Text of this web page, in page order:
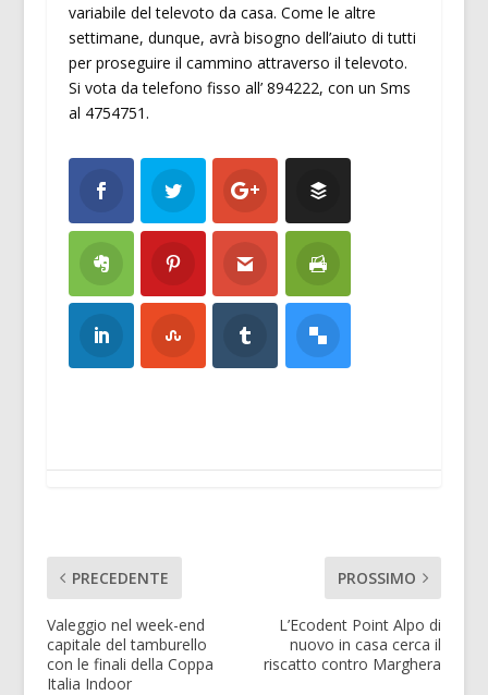
variabile del televoto da casa. Come le altre
settimane, dunque, avrà bisogno dell’aiuto di tutti
per proseguire il cammino attraverso il televoto.
Si vota da telefono fisso all’ 894222, con un Sms
al 4754751.
PRECEDENTE
Valeggio nel week-end
capitale del tamburello
con le finali della Coppa
Italia Indoor
PROSSIMO
L’Ecodent Point Alpo di
nuovo in casa cerca il
riscatto contro Marghera